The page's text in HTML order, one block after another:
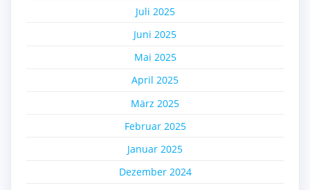
Juli 2025
Juni 2025
Mai 2025
April 2025
März 2025
Februar 2025
Januar 2025
Dezember 2024